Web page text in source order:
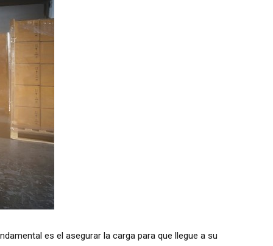
es el asegurar la carga para que llegue a su